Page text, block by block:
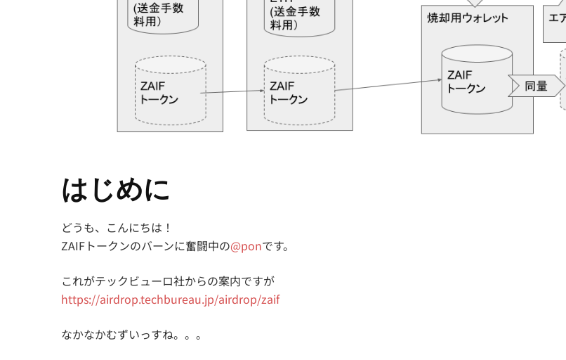
はじめに
どうも、こんにちは！
ZAIFトークンのバーンに奮闘中の@ponです。
これがテックビューロ社からの案内ですが
https://airdrop.techbureau.jp/airdrop/zaif
なかなかむずいっすね。。。